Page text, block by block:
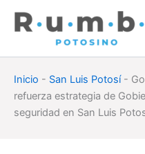
Inicio - San Luis Potosí-
refuerza estrategia de
seguridad en San Luis